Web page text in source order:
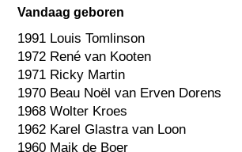
Vandaag geboren
1991 Louis Tomlinson
1972 René van Kooten
1971 Ricky Martin
1970 Beau Noël van Erven Dorens
1968 Wolter Kroes
1962 Karel Glastra van Loon
1960 Maik de Boer